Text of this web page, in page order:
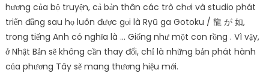
hương của bộ truyện, cả bản thân các trò chơi và studio phát
triển đằng sau họ luôn được gọi là Ryū ga Gotoku / 龍 が 如,
trong tiếng Anh có nghĩa là … Giống như một con rồng . Vì vậy,
ở Nhật Bản sẽ không cần thay đổi, chỉ là những bản phát hành
của phương Tây sẽ mang thương hiệu mới.